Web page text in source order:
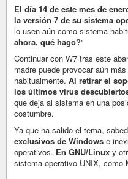
El día 14 de este mes de
la versión 7 de su sistema
lo usen aún como sistema
ahora, qué hago?"
Continuar con W7 tras este
madre puede provocar aún
habitualmente. Al retirar el
los últimos virus
que deja al sistema en una
costumbre.
Ya que ha salido el tema,
exclusivos de Windows e
operativos. En GNU/Linux y
sistema operativo UNIX, como